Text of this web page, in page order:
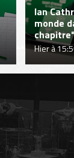
Ian
monde
Hier à